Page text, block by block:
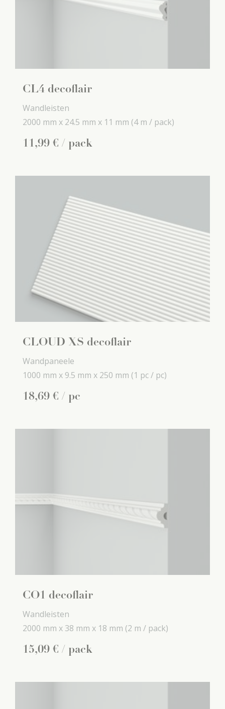
CL4 decoflair
Wandleisten
2000 mm x 24.5 mm x 11 mm (4 m / pack)
11,99 € / pack
CLOUD XS decoflair
Wandpaneele
1000 mm x 9.5 mm x 250 mm (1 pc / pc)
18,69 € / pc
CO1 decoflair
Wandleisten
2000 mm x 38 mm x 18 mm (2 m / pack)
15,09 € / pack